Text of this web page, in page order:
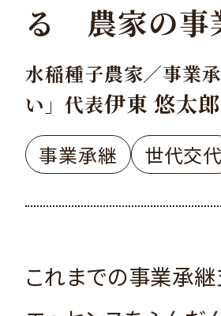
る 農家の事
水稲種子農家／事業
い」代表伊東 悠太郎
事業承継 世代交代
これまでの事業承